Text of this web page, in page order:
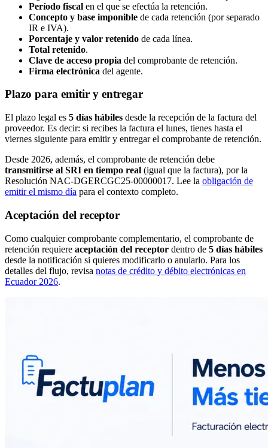
Período fiscal en el que se efectúa la retención.
Concepto y base imponible de cada retención (por separado
IR e IVA).
Porcentaje y valor retenido de cada línea.
Total retenido.
Clave de acceso propia del comprobante de retención.
Firma electrónica del agente.
Plazo para emitir y entregar
El plazo legal es 5 días hábiles desde la recepción de la factura del
proveedor. Es decir: si recibes la factura el lunes, tienes hasta el
viernes siguiente para emitir y entregar el comprobante de retención.
Desde 2026, además, el comprobante de retención debe
transmitirse al SRI en tiempo real (igual que la factura), por la
Resolución NAC-DGERCGC25-00000017. Lee la obligación de
emitir el mismo día para el contexto completo.
Aceptación del receptor
Como cualquier comprobante complementario, el comprobante de
retención requiere aceptación del receptor dentro de 5 días hábiles
desde la notificación si quieres modificarlo o anularlo. Para los
detalles del flujo, revisa notas de crédito y débito electrónicas en
Ecuador 2026.